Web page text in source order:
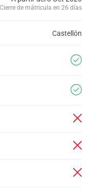
Cierre de mátricula en 26 días
Castellón